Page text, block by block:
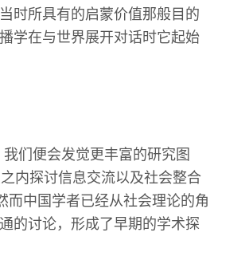
时所具有的启蒙价值那般目的
学在与世界展开对话时它起始
们便会发觉更丰富的研究图
内探讨信息交流以及社会整合
而中国学者已经从社会理论的角
的讨论，形成了早期的学术探